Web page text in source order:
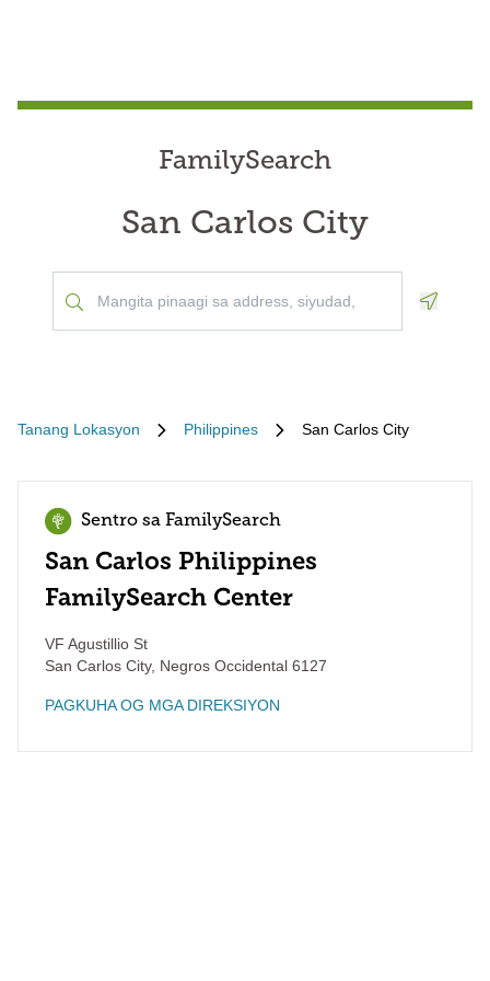
FamilySearch
San Carlos City
Tanang Lokasyon Philippines San Carlos City
Sentro sa FamilySearch
San Carlos Philippines
FamilySearch Center
VF Agustillio St
San Carlos City, Negros Occidental 6127
PAGKUHA OG MGA DIREKSIYON